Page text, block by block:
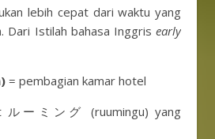
lebih cepat dari waktu yang
Dari Istilah bahasa Inggris early
= pembagian kamar hotel
ルーミング (ruumingu) yang